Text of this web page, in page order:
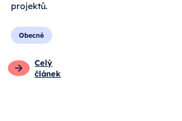
projektů.
Obecné
Celý
článek